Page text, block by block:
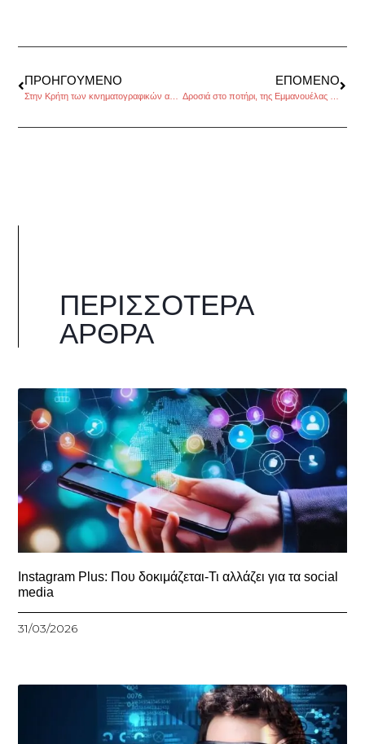
ΠΡΟΗΓΟΎΜΕΝΟ ΕΠΌΜΕΝΟ
ΠΕΡΙΣΣΌΤΕΡΑ
ΆΡΘΡΑ
Instagram Plus: Που δοκιμάζεται-Τι αλλάζει για τα social
media
31/03/2026